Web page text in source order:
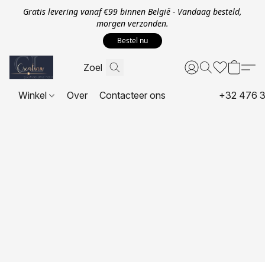
Gratis levering vanaf €99 binnen België - Vandaag besteld,
morgen verzonden.
Bestel nu
Winkel Over Contacteer ons +32 476